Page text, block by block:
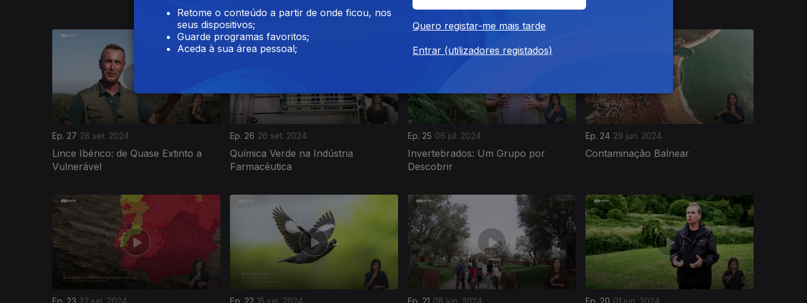
Ep. 27 28 set. 2024
Lince Ibérico: de Quase Extinto a
Vulnerável
Ep. 26 26 set. 2024
Química Verde na Indústria
Farmacêutica
Ep. 25 06 jul. 2024
Invertebrados: Um Grupo por
Descobrir
Ep. 24 29 jun. 2024
Contaminação Balnear
Ep. 23 22 jun. 2024 Ep. 22 15 jun. 2024 Ep. 21 08 jun. 2024 Ep. 20 01 jun. 2024
Retome o conteúdo a partir de onde ficou, nos
seus dispositivos;
Guarde programas favoritos;
Aceda à sua área pessoal;
Quero registar-me mais tarde
Entrar (utilizadores registados)